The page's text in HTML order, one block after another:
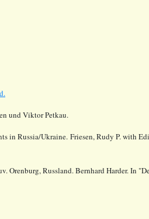
und Viktor Petkau.
in Russia/Ukraine. Friesen, Rudy P. with
Orenburg, Russland. Bernhard Harder. In